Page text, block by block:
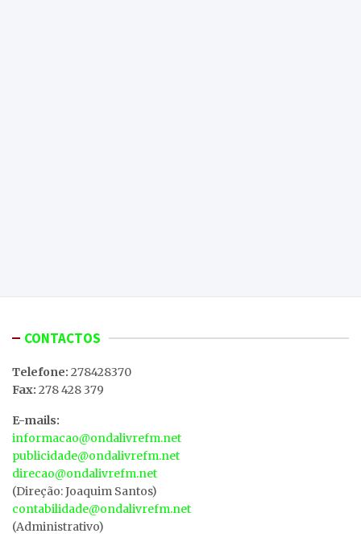
CONTACTOS
Telefone: 278428370
Fax: 278 428 379
E-mails:
informacao@ondalivrefm.net
publicidade@ondalivrefm.net
direcao@ondalivrefm.net
(Direção: Joaquim Santos)
contabilidade@ondalivrefm.net
(Administrativo)